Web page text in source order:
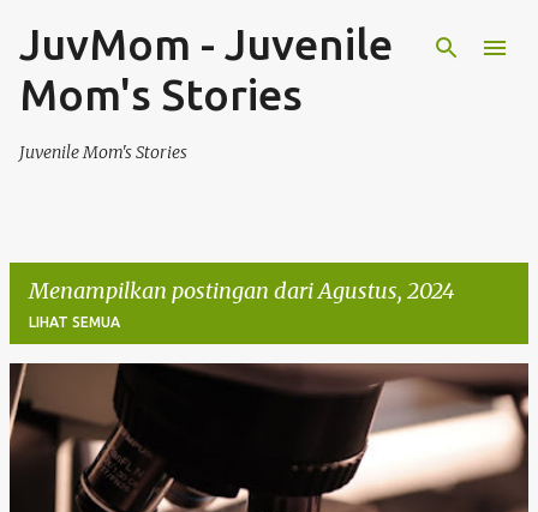
Langsung ke konten utama
JuvMom - Juvenile
Mom's Stories
Juvenile Mom's Stories
Menampilkan postingan dari Agustus, 2024
LIHAT SEMUA
P
o